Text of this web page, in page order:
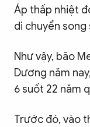
Áp thấp nhiệt
di chuyển song
Như vậy, bão
Dương năm
6 suốt 22 năm
Trước đó, vào